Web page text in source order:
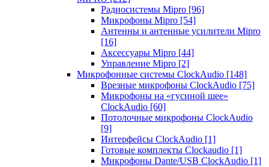
Радиосистемы Mipro [96]
Микрофоны Mipro [54]
Антенны и антенные усилители Mipro
[16]
Аксессуары Mipro [44]
Управление Mipro [2]
Микрофонные системы ClockAudio [148]
Врезные микрофоны ClockAudio [75]
Микрофоны на «гусиной шее»
ClockAudio [60]
Потолочные микрофоны ClockAudio
[9]
Интерфейсы ClockAudio [1]
Готовые комплекты Clockaudio [1]
Микрофоны Dante/USB ClockAudio [1]